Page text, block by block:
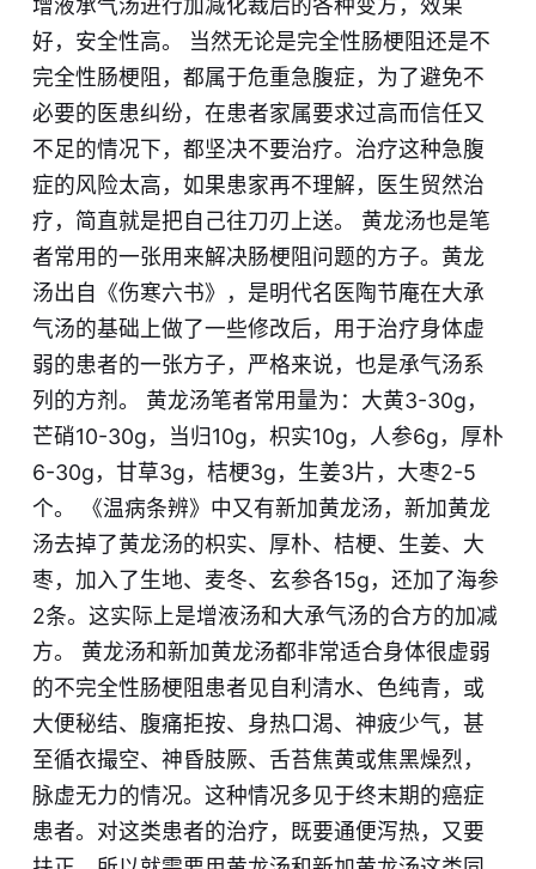
增液承气汤进行加减化裁后的各种变方，效果
好，安全性高。 当然无论是完全性肠梗阻还是不
完全性肠梗阻，都属于危重急腹症，为了避免不
必要的医患纠纷，在患者家属要求过高而信任又
不足的情况下，都坚决不要治疗。治疗这种急腹
症的风险太高，如果患家再不理解，医生贸然治
疗，简直就是把自己往刀刃上送。 黄龙汤也是笔
者常用的一张用来解决肠梗阻问题的方子。黄龙
汤出自《伤寒六书》，是明代名医陶节庵在大承
气汤的基础上做了一些修改后，用于治疗身体虚
弱的患者的一张方子，严格来说，也是承气汤系
列的方剂。 黄龙汤笔者常用量为：大黄3-30g，
芒硝10-30g，当归10g，枳实10g，人参6g，厚朴
6-30g，甘草3g，桔梗3g，生姜3片，大枣2-5
个。 《温病条辨》中又有新加黄龙汤，新加黄龙
汤去掉了黄龙汤的枳实、厚朴、桔梗、生姜、大
枣，加入了生地、麦冬、玄参各15g，还加了海参
2条。这实际上是增液汤和大承气汤的合方的加减
方。 黄龙汤和新加黄龙汤都非常适合身体很虚弱
的不完全性肠梗阻患者见自利清水、色纯青，或
大便秘结、腹痛拒按、身热口渴、神疲少气，甚
至循衣撮空、神昏肢厥、舌苔焦黄或焦黑燥烈，
脉虚无力的情况。这种情况多见于终末期的癌症
患者。对这类患者的治疗，既要通便泻热，又要